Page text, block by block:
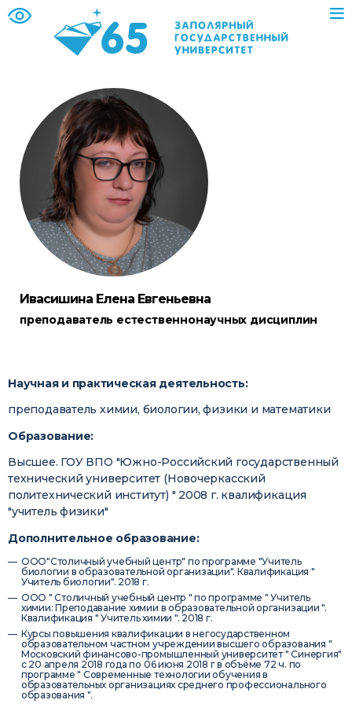
Ивасишина Елена Евгеньевна
преподаватель естественнонаучных дисциплин
Научная и практическая деятельность:
преподаватель химии, биологии, физики и математики
Образование:
Высшее. ГОУ ВПО "Южно-Российский государственный
технический университет (Новочеркасский
политехнический институт) " 2008 г. квалификация
"учитель физики"
Дополнительное образование:
ООО"Столичный учебный центр" по программе "Учитель
биологии в образовательной организации". Квалификация "
Учитель биологии". 2018 г.
ООО " Столичный учебный центр " по программе " Учитель
химии: Преподавание химии в образовательной организации ".
Квалификация " Учитель химии ". 2018 г.
Курсы повышения квалификации в негосударственном
образовательном частном учреждении высшего образования "
Московский финансово-промышленный университет " Синергия"
с 20 апреля 2018 года по 06 июня 2018 г в объёме 72 ч. по
программе " Современные технологии обучения в
образовательных организациях среднего профессионального
образования ".